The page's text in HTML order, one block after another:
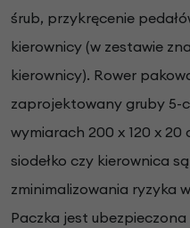
śrub, przykręcenie
kierownicy (w zestawie
kierownicy). Rower
zaprojektowany gruby 5-
wymiarach 200 x 120 x
siodełko czy kierownica
zminimalizowania ryzyka
Paczka jest